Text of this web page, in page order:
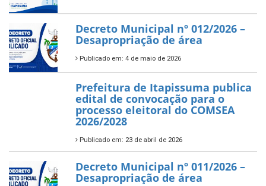
Decreto Municipal nº 012/2026 –
Desapropriação de área
Publicado em: 4 de maio de 2026
Prefeitura de Itapissuma publica
edital de convocação para o
processo eleitoral do COMSEA
2026/2028
Publicado em: 23 de abril de 2026
Decreto Municipal nº 011/2026 –
Desapropriação de área